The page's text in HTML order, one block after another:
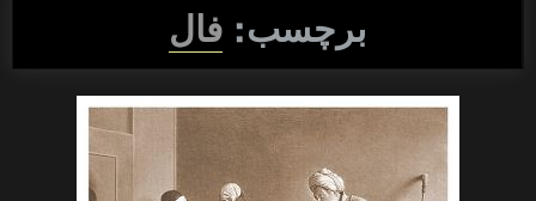
برچسب: فال